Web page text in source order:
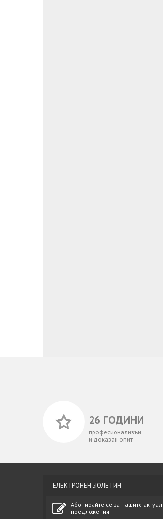
26 ГОДИНИ
професионализъм
и доказан опит
ЕЛЕКТРОНЕН БЮЛЕТИН
Абонирайте се за нашите
предложения